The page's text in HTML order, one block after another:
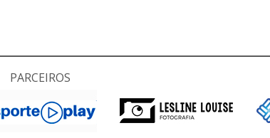
PARCEIROS